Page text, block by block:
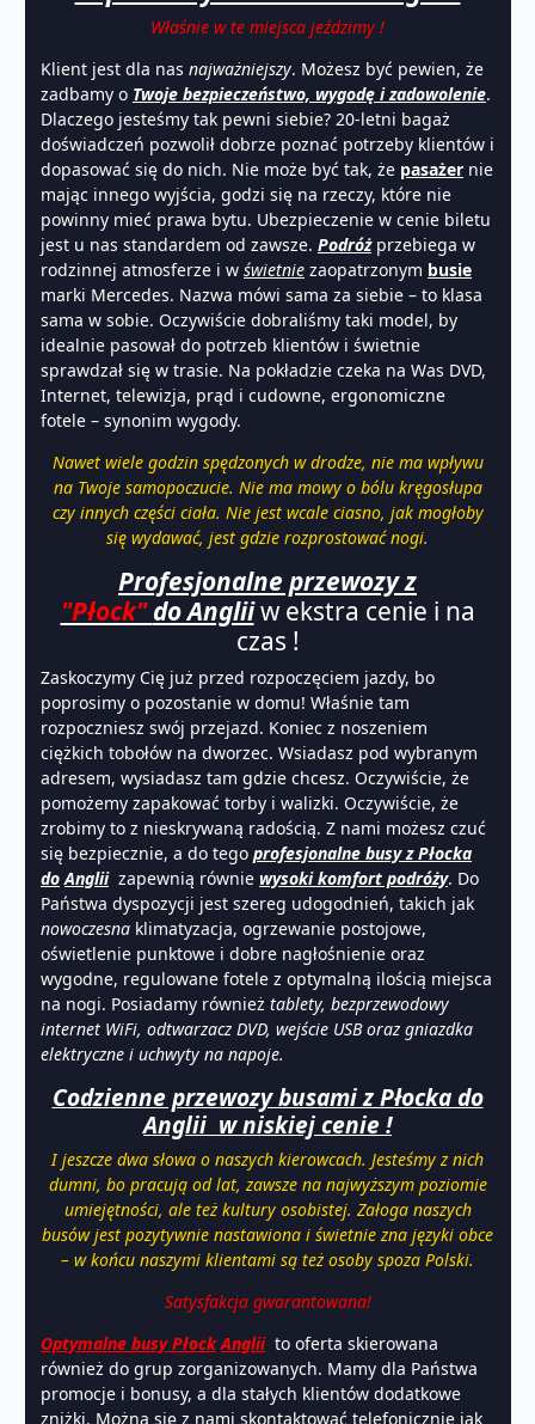
Właśnie w te miejsca jeździmy !
Klient jest dla nas najważniejszy. Możesz być pewien, że
zadbamy o Twoje bezpieczeństwo, wygodę i zadowolenie.
Dlaczego jesteśmy tak pewni siebie? 20-letni bagaż
doświadczeń pozwolił dobrze poznać potrzeby klientów i
dopasować się do nich. Nie może być tak, że pasażer nie
mając innego wyjścia, godzi się na rzeczy, które nie
powinny mieć prawa bytu. Ubezpieczenie w cenie biletu
jest u nas standardem od zawsze. Podróżprzebiega w
rodzinnej atmosferze i w świetnie zaopatrzonym busie
marki Mercedes. Nazwa mówi sama za siebie – to klasa
sama w sobie. Oczywiście dobraliśmy taki model, by
idealnie pasował do potrzeb klientów i świetnie
sprawdzał się w trasie. Na pokładzie czeka na Was DVD,
Internet, telewizja, prąd i cudowne, ergonomiczne
fotele – synonim wygody.
Nawet wiele godzin spędzonych w drodze, nie ma wpływu
na Twoje samopoczucie. Nie ma mowy o bólu kręgosłupa
czy innych części ciała. Nie jest wcale ciasno, jak mogłoby
się wydawać, jest gdzie rozprostować nogi.
Profesjonalne przewozy z
"Płock"do Angliiw ekstra cenie i na
czas !
Zaskoczymy Cię już przed rozpoczęciem jazdy, bo
poprosimy o pozostanie w domu! Właśnie tam
rozpoczniesz swój przejazd. Koniec z noszeniem
ciężkich tobołów na dworzec. Wsiadasz pod wybranym
adresem, wysiadasz tam gdzie chcesz. Oczywiście, że
pomożemy zapakować torby i walizki. Oczywiście, że
zrobimy to z nieskrywaną radością. Z nami możesz czuć
się bezpiecznie, a do tego profesjonalne busyz Płocka
do Angliizapewnią równie wysoki komfort podróży. Do
Państwa dyspozycji jest szereg udogodnień, takich jak
nowoczesna klimatyzacja, ogrzewanie postojowe,
oświetlenie punktowe i dobre nagłośnienie oraz
wygodne, regulowane fotele z optymalną ilością miejsca
na nogi. Posiadamy również tablety, bezprzewodowy
internet WiFi, odtwarzacz DVD, wejście USB oraz gniazdka
elektryczne i uchwyty na napoje.
Codzienne przewozy busami z Płocka do
Anglii w niskiej cenie !
I jeszcze dwa słowa o naszych kierowcach. Jesteśmy z nich
dumni, bo pracują od lat, zawsze na najwyższym poziomie
umiejętności, ale też kultury osobistej. Załoga naszych
busów jest pozytywnie nastawiona i świetnie zna języki obce
– w końcu naszymi klientami są też osoby spoza Polski.
Satysfakcja gwarantowana!
Optymalne busy Płock Anglii to oferta skierowana
również do grup zorganizowanych. Mamy dla Państwa
promocje i bonusy, a dla stałych klientów dodatkowe
zniżki. Można się z nami skontaktować telefonicznie jak